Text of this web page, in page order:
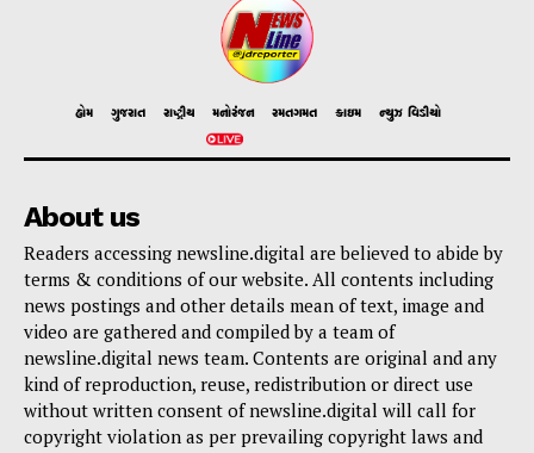
હોમ ગુજરાત રાષ્ટ્રીય મનોરંજન રમતગમત ક્રાઇમ ન્યુઝ વિડીયો
About us
Readers accessing newsline.digital are believed to abide by
terms & conditions of our website. All contents including
news postings and other details mean of text, image and
video are gathered and compiled by a team of
newsline.digital news team. Contents are original and any
kind of reproduction, reuse, redistribution or direct use
without written consent of newsline.digital will call for
copyright violation as per prevailing copyright laws and